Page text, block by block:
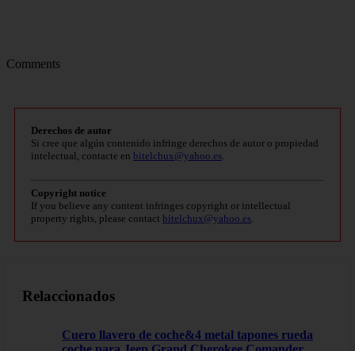
Comments
Derechos de autor
Si cree que algún contenido infringe derechos de autor o propiedad
intelectual, contacte en bitelchux@yahoo.es
Copyright notice
If you believe any content infringes copyright or intellectual
property rights, please contact bitelchux@yahoo.es
Relaccionados
Cuero llavero de coche&4 metal tapones rueda